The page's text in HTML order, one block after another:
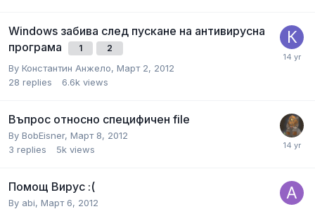
Windows забива след пускане на антивирусна
програма
1 2
By Константин Анжело, Март 2, 2012
28 replies 6.6k views
Въпрос относно специфичен file
By BobEisner, Март 8, 2012
3 replies 5k views
Помощ Вирус :(
By abi, Март 6, 2012